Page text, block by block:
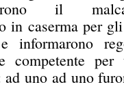
il
in caserma per
competente
uno ad uno